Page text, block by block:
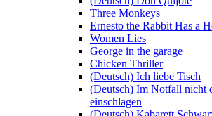
Three Monkeys
Ernesto the Rabbit Has a
Women Lies
George in the garage
Chicken Thriller
(Deutsch) Ich liebe Tisch
(Deutsch) Im Notfall nicht
einschlagen